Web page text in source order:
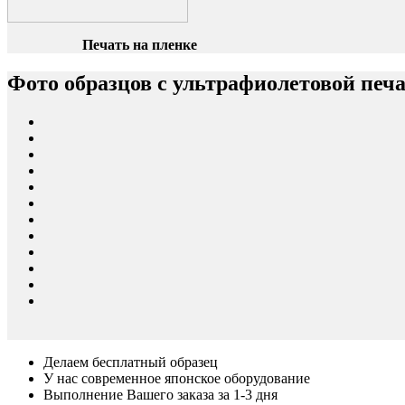
Печать на пленке
Фото образцов с ультрафиолетовой
Делаем бесплатный образец
У нас современное японское оборудование
Выполнение Вашего заказа за 1-3 дня